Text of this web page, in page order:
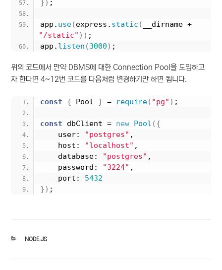
} ) ;
app. use(express. static (
"/static" ) ) ;
app. listen (3000) ;
위의 코드에서 만약 DBMS에 대한 Connection Pool을 도입하고
자 한다면 4~12번 코드를 다음처럼 변경하기만 하면 됩니다.
const { Pool } = require( "pg" ) ;
const dbClient = new Pool ({
    user:
"postgres" ,
    host:
"localhost" ,
    database:
"postgres" ,
    password:
"3224" ,
    port:
5432
}) ;
카
NODE.JS